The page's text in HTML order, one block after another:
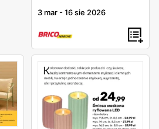
3 mar -16 sie 2026